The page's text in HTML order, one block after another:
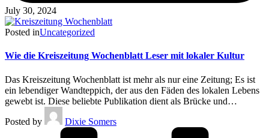
July 30, 2024
Posted inUncategorized
Wie die Kreiszeitung Wochenblatt Leser mit lokaler Kultur
Das Kreiszeitung Wochenblatt ist mehr als nur eine Zeitung; Es ist
ein lebendiger Wandteppich, der aus den Fäden des lokalen Lebens
gewebt ist. Diese beliebte Publikation dient als Brücke und…
Posted by
Dixie Somers